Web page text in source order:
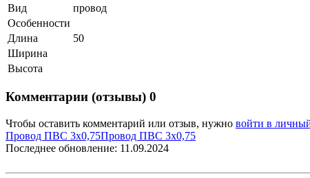
Вид
провод
Особенности
Длина
50
Ширина
Высота
Комментарии (отзывы) 0
Чтобы оставить комментарий или отзыв, нужно войти в
Провод ПВС 3х0,75Провод ПВС 3х0,75
Последнее обновление: 11.09.2024